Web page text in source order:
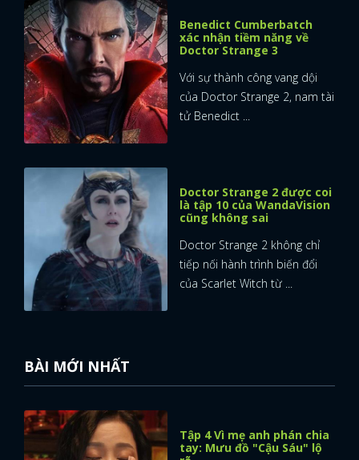
ĐĂNG NHẬP
Benedict Cumberbatch
xác nhận tiềm năng về
Doctor Strange 3
Với sự thành công vang dội
của Doctor Strange 2, nam tài
tử Benedict ...
Doctor Strange 2 được coi
là tập 10 của WandaVision
cũng không sai
Doctor Strange 2 không chỉ
tiếp nối hành trình biến đổi
của Scarlet Witch từ ...
BÀI MỚI NHẤT
Tập 4 Vì mẹ anh phán chia
tay: Mưu đồ "Cậu Sáu" lộ